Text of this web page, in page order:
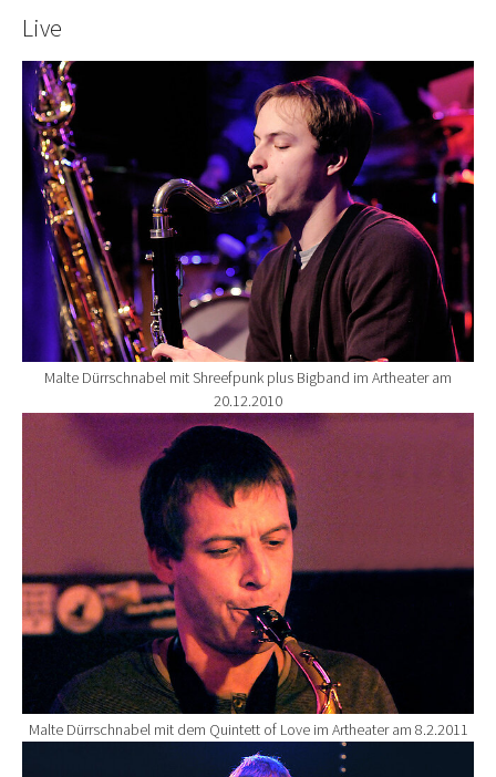
Live
Show larger version for:
Malte Dürrschnabel mit Shreefpunk plus Bigband im Artheater am
20.12.2010
Show larger version for:
Malte Dürrschnabel mit dem Quintett of Love im Artheater am 8.2.2011